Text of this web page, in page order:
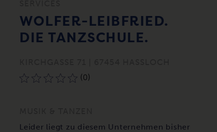
WOLFER-LEIBFRIED.
DIE TANZSCHULE.
(0)
Leider liegt zu diesem Unternehmen bisher